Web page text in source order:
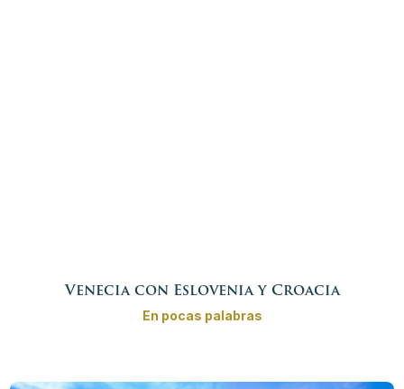
Venecia con Eslovenia y Croacia
En pocas palabras
atracciones entre el mar Adriático y los Alpes Julianos.